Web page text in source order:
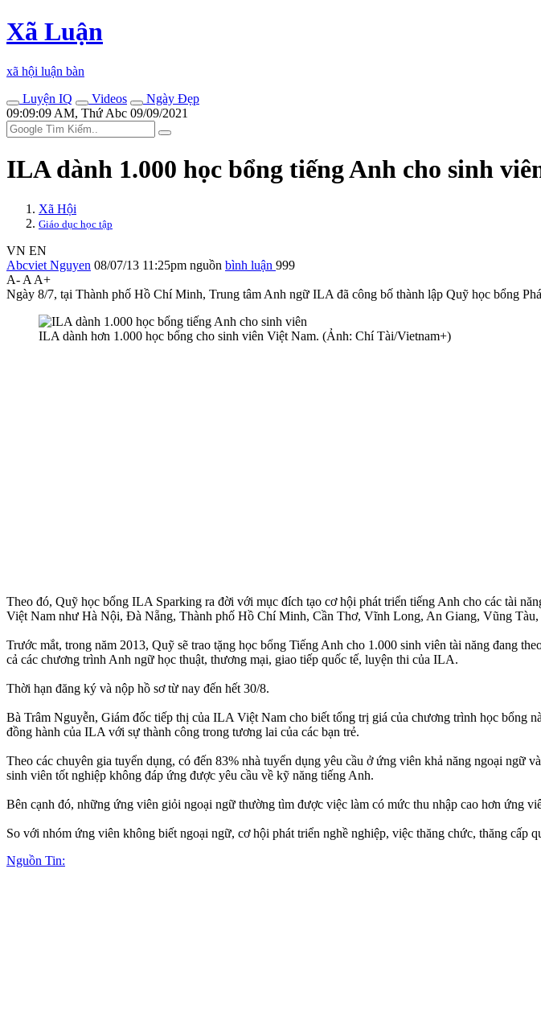
Xã Luận
xã hội luận bàn
Luyện IQ
Videos
Ngày Đẹp
09:09:09 AM, Thứ Abc 09/09/2021
ILA dành 1.000 học bổng tiếng Anh cho sinh
Xã Hội
Giáo dục học tập
VN EN
Abcviet Nguyen 08/07/13 11:25pm nguồn bình luận 999
A- A A+
Ngày 8/7, tại Thành phố Hồ Chí Minh, Trung tâm Anh ngữ ILA đã công bố thành lập Quỹ học bổng
ILA dành hơn 1.000 học bổng cho sinh viên Việt Nam. (Ảnh: Chí Tài/Vietnam+)
Theo đó, Quỹ học bổng ILA Sparking ra đời với mục đích tạo cơ hội phát triển tiếng Anh cho các tài
Việt Nam như Hà Nội, Đà Nẵng, Thành phố Hồ Chí Minh, Cần Thơ, Vĩnh Long, An Giang, Vũng
Trước mắt, trong năm 2013, Quỹ sẽ trao tặng học bổng Tiếng Anh cho 1.000 sinh viên tài năng đang
cả các chương trình Anh ngữ học thuật, thương mại, giao tiếp quốc tế, luyện thi của ILA.
Thời hạn đăng ký và nộp hồ sơ từ nay đến hết 30/8.
Bà Trâm Nguyễn, Giám đốc tiếp thị của ILA Việt Nam cho biết tổng trị giá của chương trình học bổng
đồng hành của ILA với sự thành công trong tương lai của các bạn trẻ.
Theo các chuyên gia tuyển dụng, có đến 83% nhà tuyển dụng yêu cầu ở ứng viên khả năng ngoại
sinh viên tốt nghiệp không đáp ứng được yêu cầu về kỹ năng tiếng Anh.
Bên cạnh đó, những ứng viên giỏi ngoại ngữ thường tìm được việc làm có mức thu nhập cao hơn ứng
So với nhóm ứng viên không biết ngoại ngữ, cơ hội phát triển nghề nghiệp, việc thăng chức, thăng cấp
Nguồn Tin: